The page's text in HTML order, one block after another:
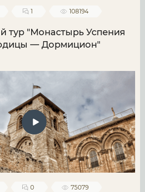
1 108194
тур "Монастырь Успения
— Дормицион"
0 75079